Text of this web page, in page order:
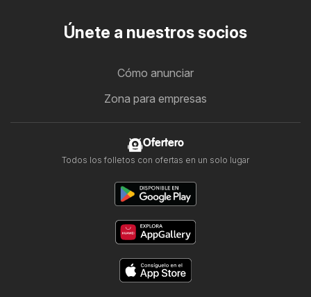
Únete a nuestros socios
Cómo anunciar
Zona para empresas
Ofertero
Todos los folletos con ofertas en un solo lugar